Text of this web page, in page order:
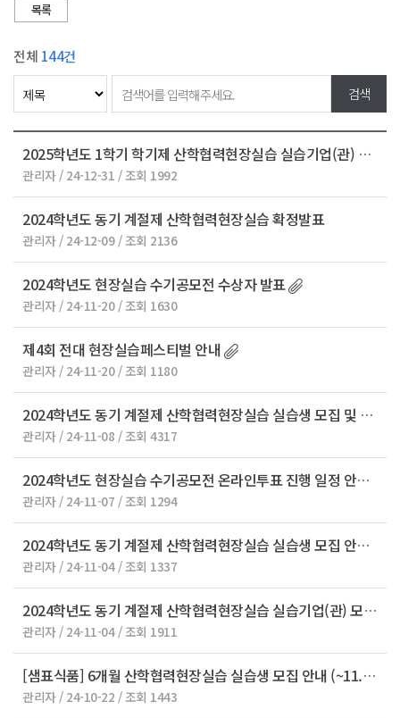
목록
전체 144건
2025학년도 1학기 학기제 산학협력현장실습 실습기업(관) 모집 안내
관리자 / 24-12-31 / 조회 1992
2024학년도 동기 계절제 산학협력현장실습 확정발표
관리자 / 24-12-09 / 조회 2136
2024학년도 현장실습 수기공모전 수상자 발표
관리자 / 24-11-20 / 조회 1630
제4회 전대 현장실습페스티벌 안내
관리자 / 24-11-20 / 조회 1180
2024학년도 동기 계절제 산학협력현장실습 실습생 모집 및 모집설명회 안내
관리자 / 24-11-08 / 조회 4317
2024학년도 현장실습 수기공모전 온라인투표 진행 일정 안내
관리자 / 24-11-07 / 조회 1294
2024학년도 동기 계절제 산학협력현장실습 실습생 모집 안내
관리자 / 24-11-04 / 조회 1337
2024학년도 동기 계절제 산학협력현장실습 실습기업(관) 모집 안내
관리자 / 24-11-04 / 조회 1911
[샘표식품] 6개월 산학협력현장실습 실습생 모집 안내 (~11.3 신청마감)
관리자 / 24-10-22 / 조회 1443